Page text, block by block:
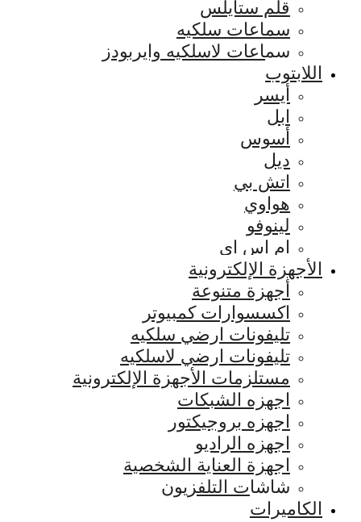
قلم ستايلس
سماعات سلكيه
سماعات لاسلكيه وايربودز
اللابتوب
أيسر
ابل
أسوس
ديل
اتش بي
هواوي
لينوفو
ام اس اي
الأجهزة الإلكترونية
أجهزة متنوعة
اكسسوارات كمبيوتر
تليفونات ارضي سلكيه
تليفونات ارضي لاسلكيه
مستلزمات الأجهزة الإلكترونية
اجهزه الشبكات
اجهزه بروجيكتور
اجهزه الراديو
اجهزة العناية الشخصية
شاشات التلفزيون
الكاميرات